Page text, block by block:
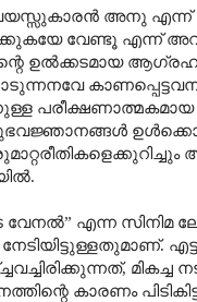
അനു എന്ന്
വേണ്ടൂ എന്ന്
ഉൽക്കടമായ
പരീക്ഷണാത്മകമായ
വേനൽ” എന്ന സിനിമ
, മികച്ച
കാരണം